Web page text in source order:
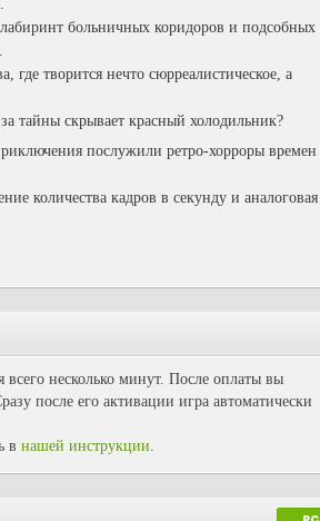
больничных коридоров и подсобных
творится нечто сюрреалистическое, а
тайны скрывает красный холодильник?
послужили ретро-хорроры времен
количества кадров в секунду и аналоговая
несколько минут. После оплаты вы
после его активации игра автоматически
в нашей инструкции.